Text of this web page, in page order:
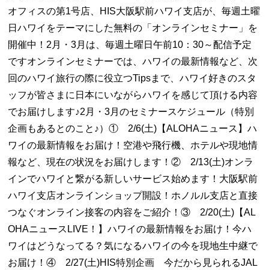
オフィスの第1号店、HIS大阪駅前ハワイ支店が、毎週土曜
日ハワイをテーマにした無料の「オンラインセミナー」を
開催中！2月・3月は、毎週土曜日午前10：30～配信予定
ですオンラインセミナーでは、ハワイの最新情報など、次
回のハワイ旅行の際に役立つTipsまで、ハワイ好きのスタ
ッフが皆さまに日本にいながらハワイを感じて頂ける内容
でお届けします♪2月・3月のセミナースケジュール（特別
企画もあるとのこと♪）① 2/6(土)【ALOHAニュース】ハ
ワイの最新情報をお届け！空港や飛行機、ホテルや現地情
報など、現在の状況をお届けします！② 2/13(土)オンラ
インでハワイと繋がる新しいサービス始めます！大阪駅前
ハワイ支店オンラインショップ開設！ホノルル支店と直接
つなぐオンライン接客の内容をご紹介！③ 2/20(土)【AL
OHAニュースLIVE！】ハワイの最新情報をお届け！今ハ
ワイはどうなってる？気になるハワイの今を現地生中継で
お届け！④ 2/27(土)HIS特別企画 今だから見られるJAL